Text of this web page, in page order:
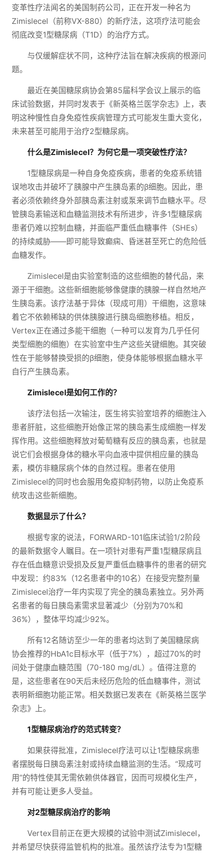
变革性疗法闻名的美国制药公司，正在开发一种名为
Zimislecel（前称VX-880）的新疗法，这项疗法可能会
彻底改变1型糖尿病（T1D）的治疗方式。
与仅缓解症状不同，这种疗法旨在解决疾病的根源问
题。
最近在美国糖尿病协会第85届科学会议上展示的临
床试验数据，并同时发表于《新英格兰医学杂志》上，表
明这种慢性自身免疫性疾病管理方式可能发生重大变化，
未来甚至可能用于治疗2型糖尿病。
什么是Zimislecel？为何它是一项突破性疗法？
1型糖尿病是一种自身免疫疾病，患者的免疫系统错
误地攻击并破坏了胰腺中产生胰岛素的β细胞。因此，患
者必须依赖终身外部胰岛素注射或泵来调节血糖水平。尽
管胰岛素输送和血糖监测技术有所进步，许多1型糖尿病
患者仍难以控制血糖，并面临严重低血糖事件（SHEs）
的持续威胁——即可能导致癫痫、昏迷甚至死亡的危险低
血糖发作。
Zimislecel是由实验室制造的这些细胞的替代品，来
源于干细胞。这些新细胞能够像健康的胰腺一样自然地产
生胰岛素。该疗法基于异体（现成可用）干细胞，这意味
着它不依赖稀缺的供体胰腺进行胰岛细胞移植。相反，
Vertex正在通过多能干细胞（一种可以发育为几乎任何
类型细胞的细胞）在实验室中生产这些关键细胞。其突破
性在于能够替换受损的β细胞，使身体能够根据血糖水平
自行产生胰岛素。
Zimislecel是如何工作的？
该疗法包括一次输注，医生将实验室培养的细胞注入
患者肝脏，这些细胞开始像正常的胰岛素生成细胞一样发
挥作用。这些细胞释放对葡萄糖有反应的胰岛素，也就是
说它们会根据身体的糖水平向血液中提供相应量的胰岛
素，模仿非糖尿病个体的自然过程。患者在使用
Zimislecel的同时也会服用免疫抑制药物，以防止免疫系
统攻击这些新细胞。
数据显示了什么？
根据专家的说法，FORWARD-101临床试验1/2阶段
的最新数据令人瞩目。在一项针对患有严重1型糖尿病且
存在低血糖意识受损及反复严重低血糖事件的患者的研究
中发现：约83%（12名患者中的10名）在接受完整剂量
Zimislecel治疗一年内实现了完全的胰岛素独立。另外两
名患者的每日胰岛素需求显著减少（分别为70%和
36%），整体平均减少92%。
所有12名随访至少一年的患者均达到了美国糖尿病
协会推荐的HbA1c目标水平（低于7%），超过70%的时
间处于健康血糖范围（70-180 mg/dL）。值得注意的
是，这些患者在90天后未经历危险的低血糖事件，测试
表明新细胞功能正常。相关数据已发表在《新英格兰医学
杂志》上。
1型糖尿病治疗的范式转变？
如果获得批准，Zimislecel疗法可以让1型糖尿病患
者摆脱每日胰岛素注射或持续血糖监测的生活。“现成可
用”的特性使其无需依赖供体器官，因而可规模化生产，
并有可能让更多人受益。
对2型糖尿病治疗的影响
Vertex目前正在更大规模的试验中测试Zimislecel，
并希望尽快获得监管机构的批准。虽然该疗法专为1型糖